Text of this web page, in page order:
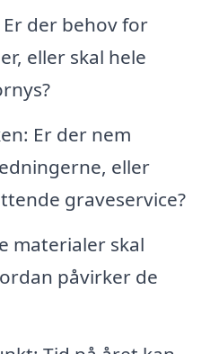
der behov for
eller skal hele
Er der nem
eller
graveservice?
materialer skal
påvirker de